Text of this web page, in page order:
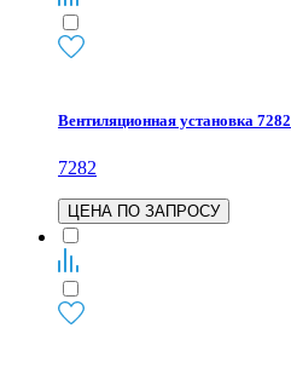
Вентиляционная установка 7282
7282
ЦЕНА ПО ЗАПРОСУ